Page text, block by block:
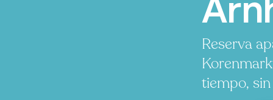
Reserva
tiempo,